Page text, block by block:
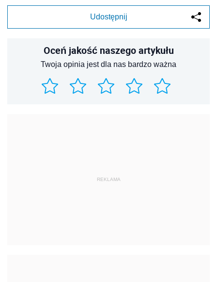
Udostępnij
Oceń jakość naszego artykułu
Twoja opinia jest dla nas bardzo ważna
REKLAMA